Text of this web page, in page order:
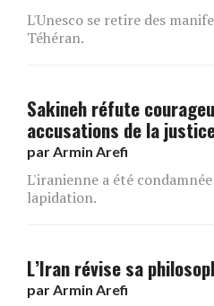
L'Unesco se retire des
Téhéran.
Sakineh réfute
accusations de la
parArmin Arefi
L'iranienne a été
lapidation.
L’Iran révise sa
parArmin Arefi